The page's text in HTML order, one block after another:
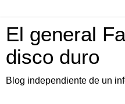
El general
disco duro
Blog independiente de un